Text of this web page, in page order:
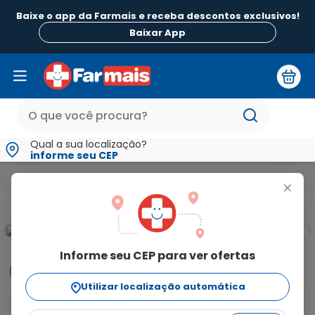
Baixe o app da Farmais e receba descontos exclusivos!
Baixar App
Qual a sua localização?
informe seu CEP
+
Informe seu CEP para ver ofertas
Utilizar localização automática
Informações
O que é o absorvente Intimus 2 em 1?